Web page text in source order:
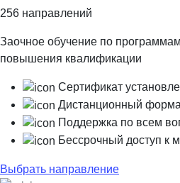
256 направлений
Заочное обучение по
повышения квалификации
Сертификат
Дистанционный
Поддержка по всем
Бессрочный доступ к
Выбрать направление